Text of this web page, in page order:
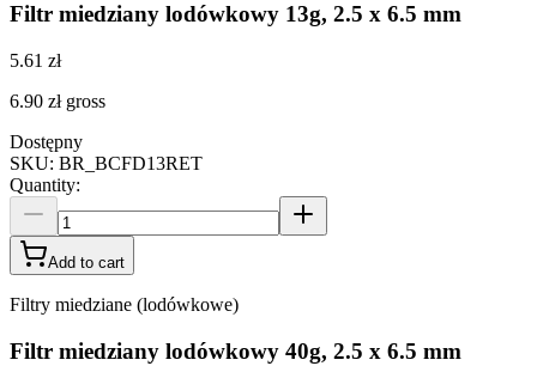
Filtr miedziany lodówkowy 13g, 2.5 x 6.5 mm
5.61 zł
6.90 zł gross
Dostępny
SKU: BR_BCFD13RET
Quantity:
Add to cart
Filtry miedziane (lodówkowe)
Filtr miedziany lodówkowy 40g, 2.5 x 6.5 mm